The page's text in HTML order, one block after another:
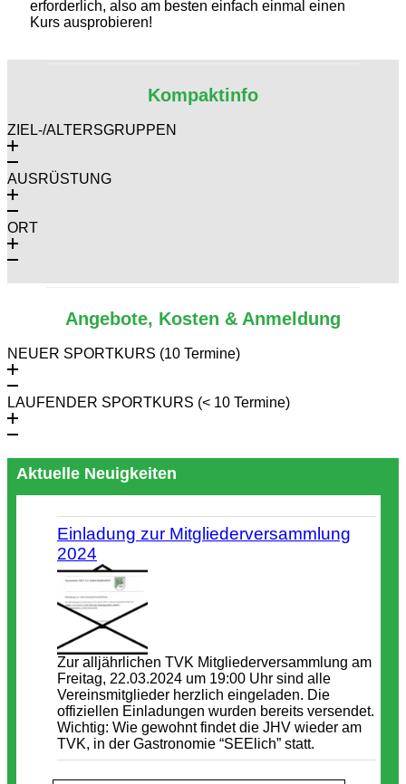
erforderlich, also am besten einfach einmal einen
Kurs ausprobieren!
Kompaktinfo
ZIEL-/ALTERSGRUPPEN
AUSRÜSTUNG
ORT
Angebote, Kosten & Anmeldung
NEUER SPORTKURS (10 Termine)
LAUFENDER SPORTKURS (< 10 Termine)
Aktuelle Neuigkeiten
Einladung zur Mitgliederversammlung
2024
Zur alljährlichen TVK Mitgliederversammlung am
Freitag, 22.03.2024 um 19:00 Uhr sind alle
Vereinsmitglieder herzlich eingeladen. Die
offiziellen Einladungen wurden bereits versendet.
Wichtig: Wie gewohnt findet die JHV wieder am
TVK, in der Gastronomie “SEElich” statt.